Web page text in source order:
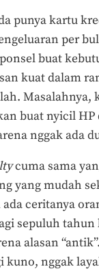
punya kartu
per
buat
kuat dalam
Masalahnya,
buat nyicil HP
nggak ada
cuma sama
yang mudah
ceritanya
sepuluh tahun
alasan
kuno, nggak